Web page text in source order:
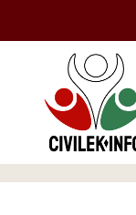
tartalomba